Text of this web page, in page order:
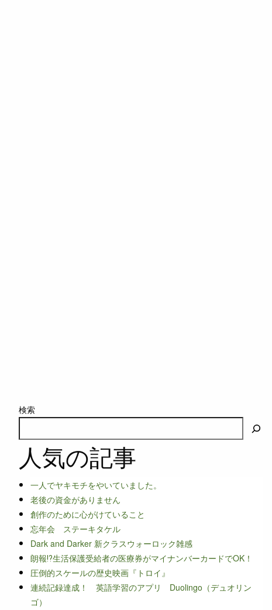
検索
人気の記事
一人でヤキモチをやいていました。
老後の資金がありません
創作のために心がけていること
忘年会 ステーキタケル
Dark and Darker 新クラスウォーロック雑感
朗報⁉生活保護受給者の医療券がマイナンバーカードでOK！
圧倒的スケールの歴史映画『トロイ』
連続記録達成！ 英語学習のアプリ Duolingo（デュオリン
ゴ）